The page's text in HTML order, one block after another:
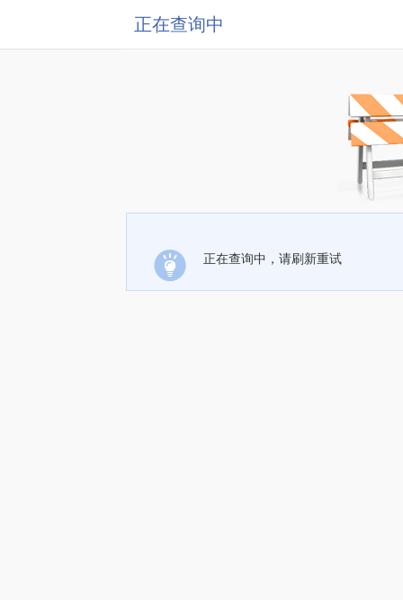
正在查询中
正在查询中，请刷新重试